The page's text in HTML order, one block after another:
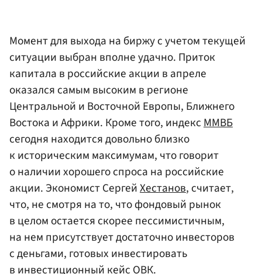
Момент для выхода на биржу с учетом текущей
ситуации выбран вполне удачно. Приток
капитала в российские акции в апреле
оказался самым высоким в регионе
Центральной и Восточной Европы, Ближнего
Востока и Африки. Кроме того, индексММВБ
сегодня находится довольно близко
к историческим максимумам, что говорит
о наличии хорошего спроса на российские
акции. Экономист СергейХестанов, считает,
что, не смотря на то, что фондовый рынок
в целом остается скорее пессимистичным,
на нем присутствует достаточно инвесторов
с деньгами, готовых инвестировать
в инвестиционный кейс ОВК.